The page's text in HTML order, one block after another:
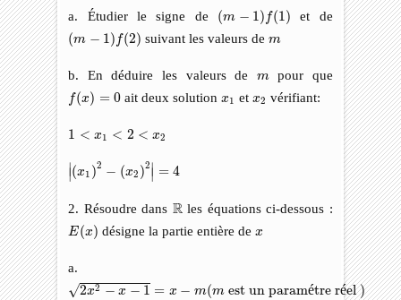
a. Étudier le signe de (m − 1) f(1)
( f (1 ) et de
(m − 1) f(2)
( f (2 ) suivant les valeurs dem
m
b. En déduire les valeurs de m
mpour que
f(x) = 0
f(x = ait deux solutionx1
x1 et x2
x2 vérifiant:
1 < x1 < 2 < x2
1 x <x2
∣∣(x1 )2 − (x2 )2∣∣ = 4
| (x ) 2 2 | =4
2. Résoudre dans R
R les équations ci-dessous :
E(x)
E(x désigne la partie entière de x
x
a.
√2x2 − x − 1 = x − m(m est un paramétre réel )
x2−x−1=x−m est un paramétre réel